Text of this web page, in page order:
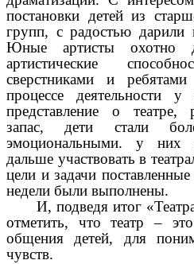
постановки детей из
групп, с радостью дарили
Юные артисты охотно
артистические
сверстниками и
процессе деятельности у
представление о театре,
запас, дети стали
эмоциональными. у них
дальше участвовать в
цели и задачи
недели были выполнены.
И, подведя итог
отметить, что театр –
общения детей, для
чувств.